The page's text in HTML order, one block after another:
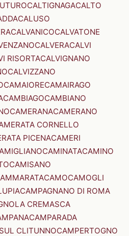
CALTIGNAGACALTO
CALUSO
CALVANICOCALVATONE
CALVERACALVI
RISORTACALVIGNANO
CALVIZZANO
CAMAIORECAMAIRAGO
CAMBIAGOCAMBIANO
CAMERANACAMERANO
CORNELLO
PICENACAMERI
CAMINATACAMINO
CAMISANO
CAMOCAMOGLI
CAMPAGNANO DI ROMA
CREMASCA
CAMPARADA
CLITUNNOCAMPERTOGNO